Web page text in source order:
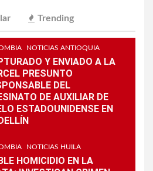
Trending
NOTICIAS ANTIOQUIA
Y ENVIADO A LA
PRESUNTO
DEL
DE AUXILIAR DE
ESTADOUNIDENSE EN
NOTICIAS HUILA
HOMICIDIO EN LA